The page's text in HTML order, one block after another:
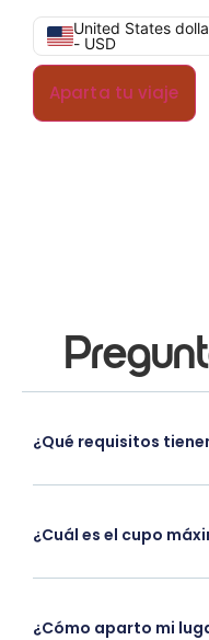
United States
- USD
Aparta tu viaje
¿Qué requisitos
¿Cuál es el cupo
¿Cómo aparto mi